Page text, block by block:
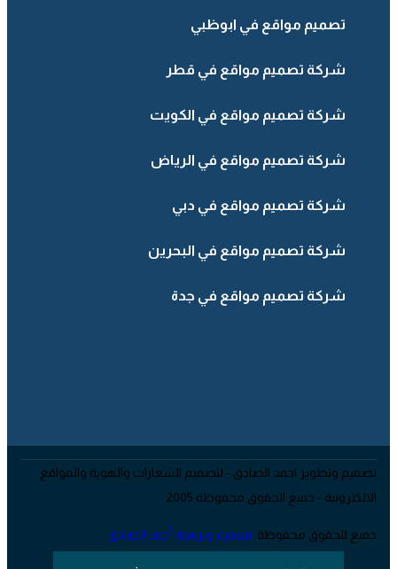
تصميم مواقع في ابوظبي
شركة تصميم مواقع في قطر
شركة تصميم مواقع في الكويت
شركة تصميم مواقع في الرياض
شركة تصميم مواقع في دبي
شركة تصميم مواقع في البحرين
شركة تصميم مواقع في جدة
تصميم وتطوير احمد الصادق - لتصميم الشعارات والهوية والمواقع
الالكترونية - جميع الحقوق محفوظة 2005
جميع للحقوق محفوظة. تصميم وبرمجة أحمد الصادق